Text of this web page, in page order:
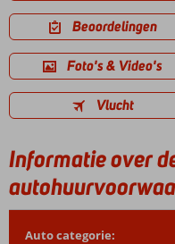
Beoordelingen
Foto's & Video's
Vlucht
Informatie over
Auto categorie: